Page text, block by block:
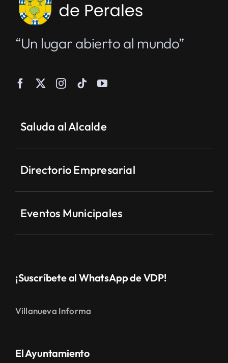
“Un lugar abierto al mundo”
Saluda al Alcalde
Directorio Empresarial
Eventos Municipales
¡Suscríbete al WhatsApp de VDP!
Villanueva Informa
El Ayuntamiento